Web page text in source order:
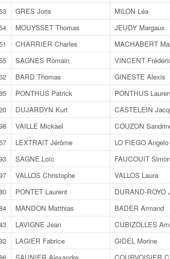
GRES Joris MILON Léa
MOUYSSET Thomas JEUDY Margaux
CHARRIER Charles MACHABERT
SAGNES Romain VINCENT
BARD Thomas GINESTE Alexis
PONTHUS Patrick PONTHUS
DUJARDYN Kurt CASTELEIN
VAILLE Mickael COUZON
LEXTRAIT Jérôme LO FIEGO Angelo
SAGNE Loïc FAUCOUIT Simon
VALLOS Christophe VALLOS Laura
PONTET Laurent DURAND-ROYO
MANDON Matthias BADER Armand
LAVIGNE Jean CUBIZOLLES
LAGIER Fabrice GIDEL Morine